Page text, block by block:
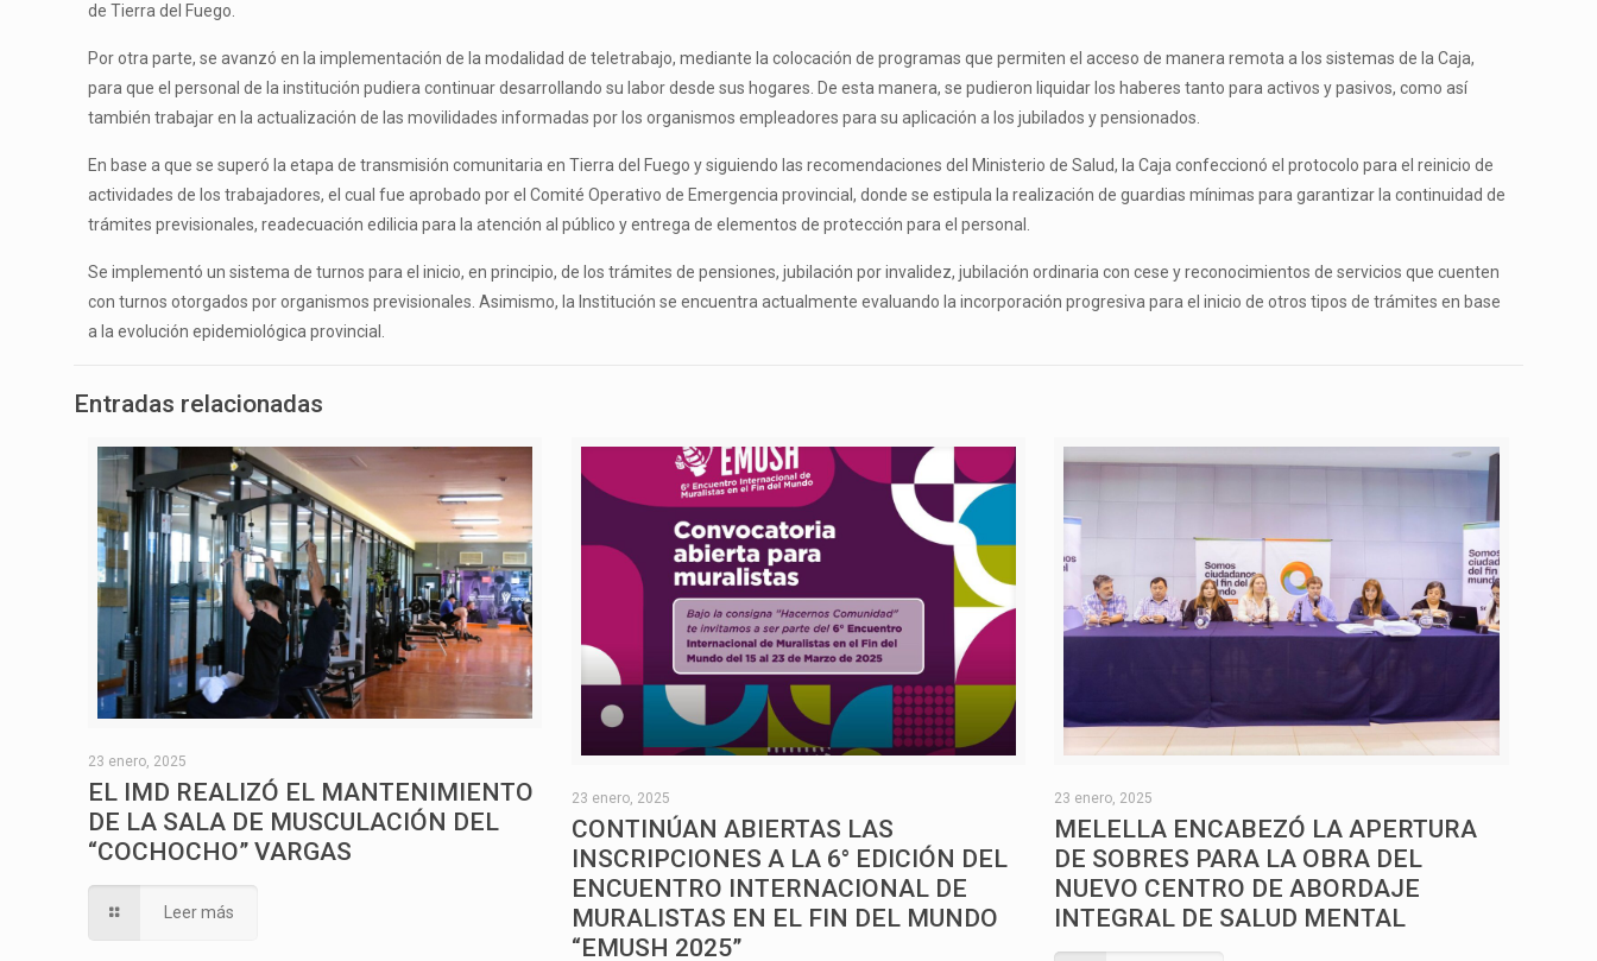
de Tierra del Fuego.
Por otra parte, se avanzó en la implementación de la modalidad de teletrabajo, mediante la colocación de programas que permiten el acceso de manera remota a los sistemas de la Caja,
para que el personal de la institución pudiera continuar desarrollando su labor desde sus hogares. De esta manera, se pudieron liquidar los haberes tanto para activos y pasivos, como así
también trabajar en la actualización de las movilidades informadas por los organismos empleadores para su aplicación a los jubilados y pensionados.
En base a que se superó la etapa de transmisión comunitaria en Tierra del Fuego y siguiendo las recomendaciones del Ministerio de Salud, la Caja confeccionó el protocolo para el reinicio de
actividades de los trabajadores, el cual fue aprobado por el Comité Operativo de Emergencia provincial, donde se estipula la realización de guardias mínimas para garantizar la continuidad de
trámites previsionales, readecuación edilicia para la atención al público y entrega de elementos de protección para el personal.
Se implementó un sistema de turnos para el inicio, en principio, de los trámites de pensiones, jubilación por invalidez, jubilación ordinaria con cese y reconocimientos de servicios que cuenten
con turnos otorgados por organismos previsionales. Asimismo, la Institución se encuentra actualmente evaluando la incorporación progresiva para el inicio de otros tipos de trámites en base
a la evolución epidemiológica provincial.
Entradas relacionadas
23 enero, 2025
EL IMD REALIZÓ EL MANTENIMIENTO
DE LA SALA DE MUSCULACIÓN DEL
“COCHOCHO” VARGAS
Leer más
23 enero, 2025
CONTINÚAN ABIERTAS LAS
INSCRIPCIONES A LA 6° EDICIÓN DEL
ENCUENTRO INTERNACIONAL DE
MURALISTAS EN EL FIN DEL MUNDO
“EMUSH 2025”
23 enero, 2025
MELELLA ENCABEZÓ LA APERTURA
DE SOBRES PARA LA OBRA DEL
NUEVO CENTRO DE ABORDAJE
INTEGRAL DE SALUD MENTAL